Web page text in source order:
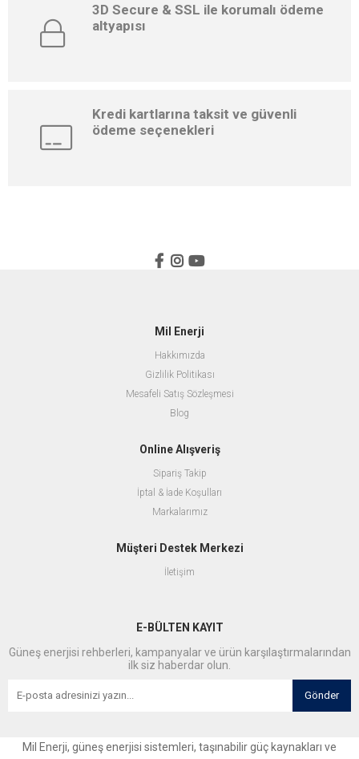
3D Secure & SSL ile korumalı ödeme
altyapısı
Kredi kartlarına taksit ve güvenli
ödeme seçenekleri
Mil Enerji
Hakkımızda
Gizlilik Politikası
Mesafeli Satış Sözleşmesi
Blog
Online Alışveriş
Sipariş Takip
İptal & İade Koşulları
Markalarımız
Müşteri Destek Merkezi
İletişim
E-BÜLTEN KAYIT
Güneş enerjisi rehberleri, kampanyalar ve ürün karşılaştırmalarından
ilk siz haberdar olun.
Gönder
Mil Enerji, güneş enerjisi sistemleri, taşınabilir güç kaynakları ve